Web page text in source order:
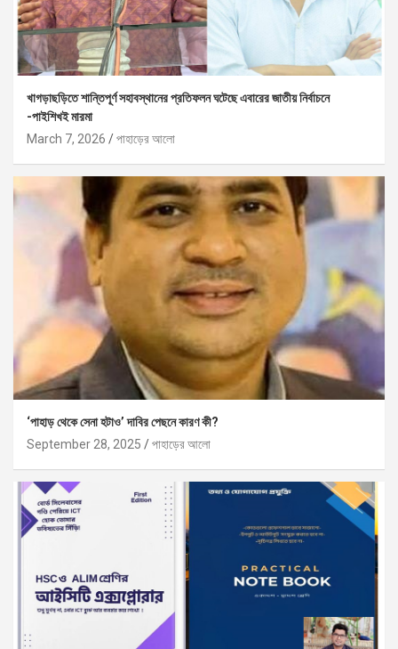
খাগড়াছড়িতে শান্তিপূর্ণ সহাবস্থানের প্রতিফলন ঘটেছে এবারের জাতীয় নির্বাচনে
-পাইশিখই মারমা
March 7, 2026
পাহাড়ের আলো
‘পাহাড় থেকে সেনা হটাও’ দাবির পেছনে কারণ কী?
September 28, 2025
পাহাড়ের আলো